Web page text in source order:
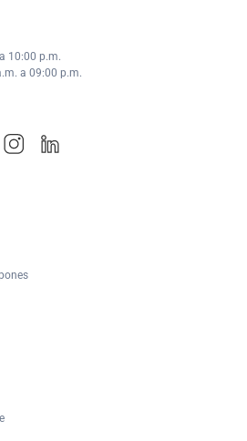
10:00 p.m.
a 09:00 p.m.